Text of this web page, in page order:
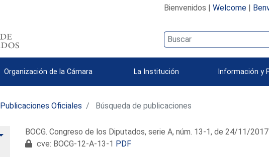
Bienvenidos | Welcome|
Organización de la Cámara La Institución Información y
Publicaciones Oficiales Búsqueda de publicaciones
AlternarBOCG. Congreso de los Diputados, serie A, núm. 13-1, de 24/11/2017
cve: BOCG-12-A-13-1 PDF